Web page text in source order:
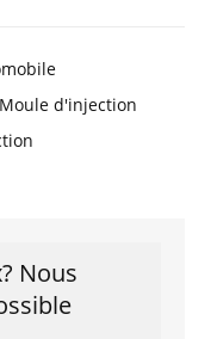
Moule d'injection
Nous